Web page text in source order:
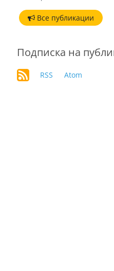
Все публикации
Подписка на
RSS Atom